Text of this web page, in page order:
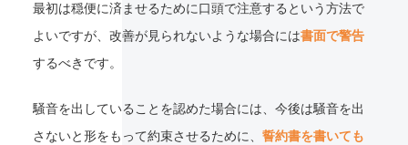
最初は穏便に済ませるために口頭で注意するという方法で
よいですが、改善が見られないような場合には書面で警告
するべきです。
騒音を出していることを認めた場合には、今後は騒音を出
さないと形をもって約束させるために、 誓約書を書いても